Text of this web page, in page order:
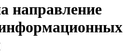
направление